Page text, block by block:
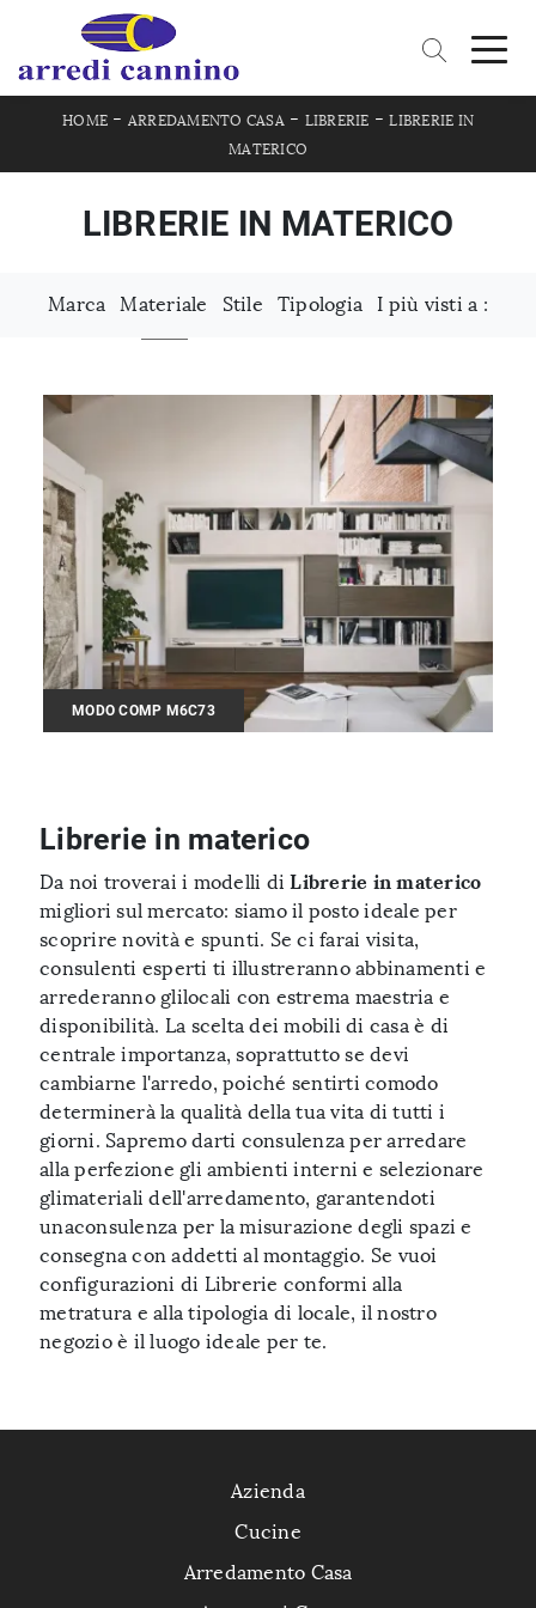
HOME - ARREDAMENTO CASA- LIBRERIE -LIBRERIE IN
MATERICO
LIBRERIE IN MATERICO
Marca Materiale Stile Tipologia I più visti a :
MODO COMP M6C73
Librerie in materico
Da noi troverai i modelli diLibrerie in materico
migliori sul mercato: siamo il posto ideale per
scoprire novità e spunti. Se ci farai visita,
consulenti esperti ti illustreranno abbinamenti e
arrederanno glilocali con estrema maestria e
disponibilità. La scelta dei mobili di casa è di
centrale importanza, soprattutto se devi
cambiarne l'arredo, poiché sentirti comodo
determinerà la qualità della tua vita di tutti i
giorni. Sapremo darti consulenza per arredare
alla perfezione gli ambienti interni e selezionare
glimateriali dell'arredamento, garantendoti
unaconsulenza per la misurazione degli spazi e
consegna con addetti al montaggio. Se vuoi
configurazioni di Librerie conformi alla
metratura e alla tipologia di locale, il nostro
negozio è il luogo ideale per te.
Azienda
Cucine
Arredamento Casa